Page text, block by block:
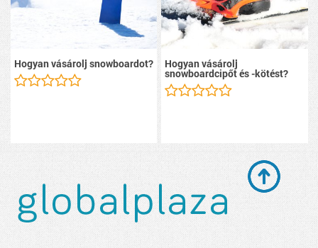
Hogyan vásárolj snowboardot? Hogyan vásárolj
snowboardcipőt és -kötést?